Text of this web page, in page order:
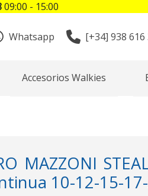
Whatsapp [+34] 938 616
Accesorios Walkies
MAZZONI
10-12-15-
09:00 - 15:00